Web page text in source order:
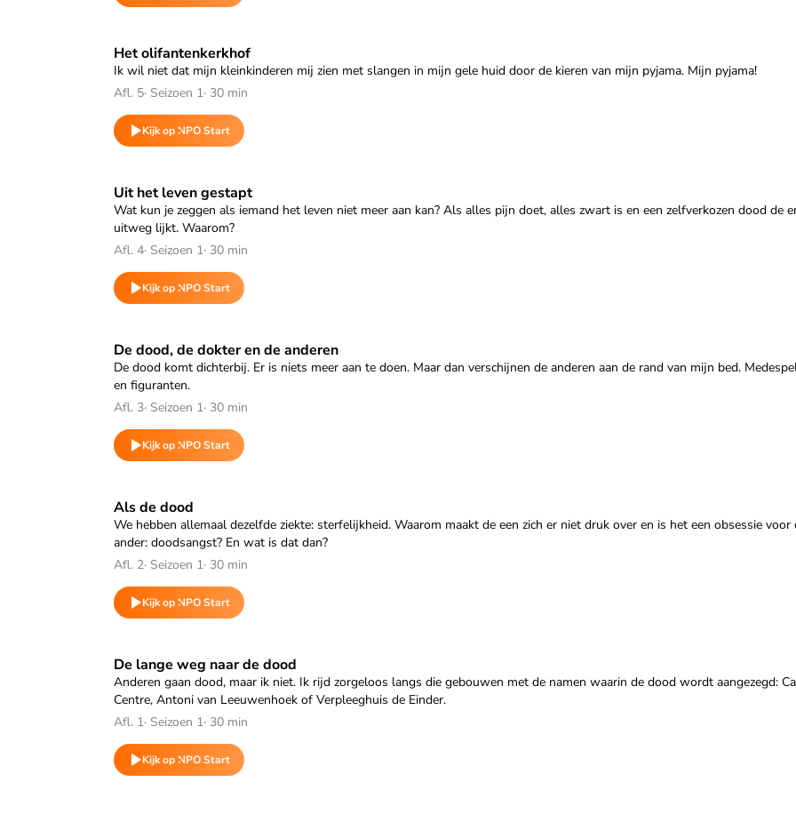
Het olifantenkerkhof
Ik wil niet dat mijn kleinkinderen mij zien met slangen in mijn gele huid door de kieren van mijn pyjama. Mijn pyjama!
Afl. 5· Seizoen 1· 30 min
Kijk op NPO Start
Speel "Het olifantenkerkhof" af
Uit het leven gestapt
Wat kun je zeggen als iemand het leven niet meer aan kan? Als alles pijn doet, alles zwart is en een zelfverkozen dood de
uitweg lijkt. Waarom?
Afl. 4· Seizoen 1· 30 min
Kijk op NPO Start
Speel "Uit het leven gestapt" af
De dood, de dokter en de anderen
De dood komt dichterbij. Er is niets meer aan te doen. Maar dan verschijnen de anderen aan de rand van mijn bed.
en figuranten.
Afl. 3· Seizoen 1· 30 min
Kijk op NPO Start
Speel "De dood, de dokter en de anderen" af
Als de dood
We hebben allemaal dezelfde ziekte: sterfelijkheid. Waarom maakt de een zich er niet druk over en is het een obsessie voor
ander: doodsangst? En wat is dat dan?
Afl. 2· Seizoen 1· 30 min
Kijk op NPO Start
Speel "Als de dood" af
De lange weg naar de dood
Anderen gaan dood, maar ik niet. Ik rijd zorgeloos langs die gebouwen met de namen waarin de dood wordt aangezegd:
Centre, Antoni van Leeuwenhoek of Verpleeghuis de Einder.
Afl. 1· Seizoen 1· 30 min
Kijk op NPO Start
Speel "De lange weg naar de dood" af